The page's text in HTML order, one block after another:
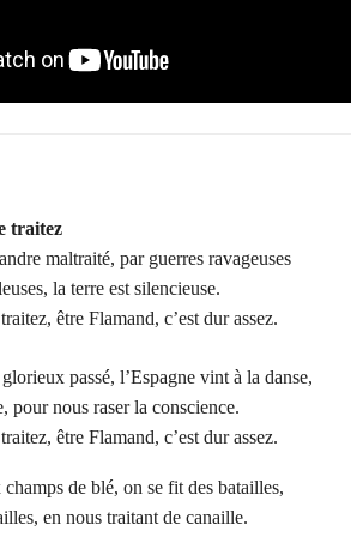
traitez
maltraité, par guerres ravageuses
la terre est silencieuse.
être Flamand, c’est dur assez.
passé, l’Espagne vint à la danse,
pour nous raser la conscience.
être Flamand, c’est dur assez.
de blé, on se fit des batailles,
en nous traitant de canaille.